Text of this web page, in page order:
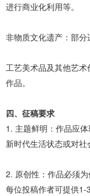
进行商业化利用等。
非物质文化遗产：部分
工艺美术品及其他艺
作品。
四、征稿要求
1. 主题鲜明：作品应
新时代生活状态或对社
2. 原创性：作品必须
每位投稿作者可提供